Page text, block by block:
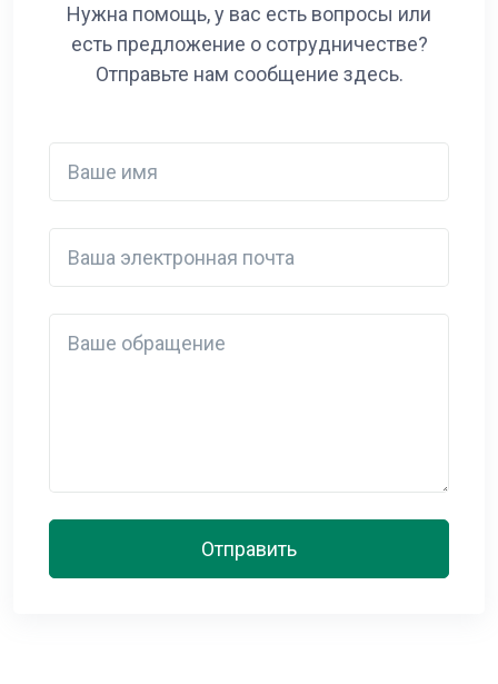
Нужна помощь, у вас есть вопросы или
есть предложение о сотрудничестве?
Отправьте нам сообщение здесь.
Отправить